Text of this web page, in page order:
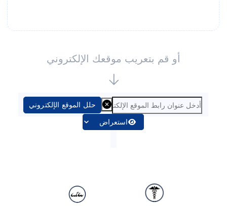
أو قم بتعريب موقعك الإلكتروني
حلل الموقع الإلكتروني
استعراض